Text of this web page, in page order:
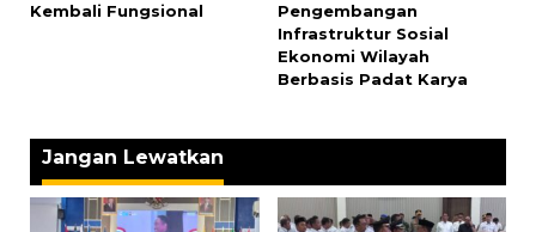
Kembali Fungsional
Pengembangan
Infrastruktur Sosial
Ekonomi Wilayah
Berbasis Padat Karya
Jangan Lewatkan